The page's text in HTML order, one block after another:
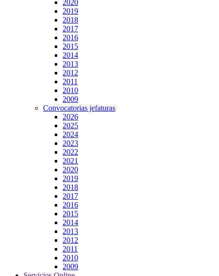
2020
2019
2018
2017
2016
2015
2014
2013
2012
2011
2010
2009
Convocatorias jefaturas
2026
2025
2024
2023
2022
2021
2020
2019
2018
2017
2016
2015
2014
2013
2012
2011
2010
2009